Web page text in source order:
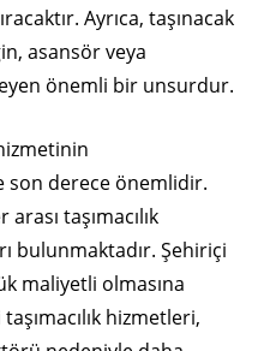
Ayrıca, taşınacak
asansör veya
önemli bir unsurdur.
son derece önemlidir.
taşımacılık
bulunmaktadır. Şehiriçi
maliyetli olmasına
hizmetleri,